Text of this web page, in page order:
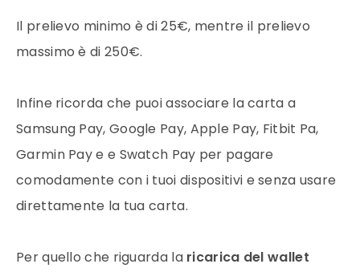
Il prelievo minimo è di 25€, mentre il prelievo
massimo è di 250€.
Infine ricorda che puoi associare la carta a
Samsung Pay, Google Pay, Apple Pay, Fitbit Pa,
Garmin Pay e e Swatch Pay per pagare
comodamente con i tuoi dispositivi e senza usare
direttamente la tua carta.
Per quello che riguarda la ricarica del wallet